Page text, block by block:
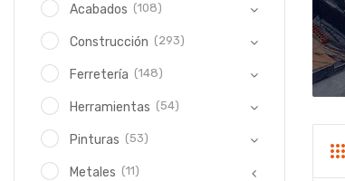
Acabados (108)
Construcción (293)
Ferretería (148)
Herramientas (54)
Pinturas (53)
Metales (11)